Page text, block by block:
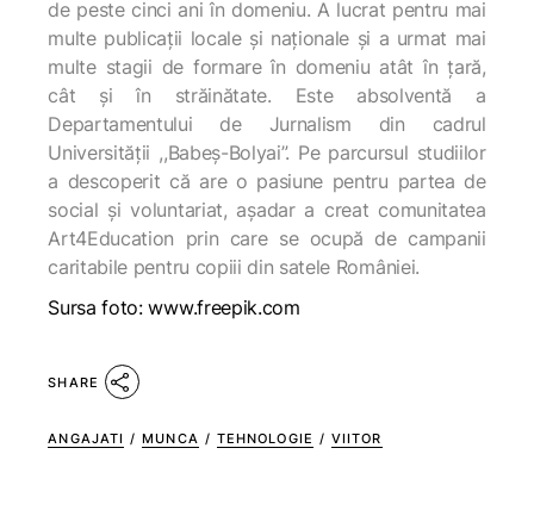
de peste cinci ani în domeniu. A lucrat pentru mai
multe publicații locale și naționale și a urmat mai
multe stagii de formare în domeniu atât în țară,
cât și în străinătate. Este absolventă a
Departamentului de Jurnalism din cadrul
Universității ,,Babeș-Bolyai”. Pe parcursul studiilor
a descoperit că are o pasiune pentru partea de
social și voluntariat, așadar a creat comunitatea
Art4Education prin care se ocupă de campanii
caritabile pentru copiii din satele României.
Sursa foto: www.freepik.com
SHARE
ANGAJATI / MUNCA / TEHNOLOGIE / VIITOR